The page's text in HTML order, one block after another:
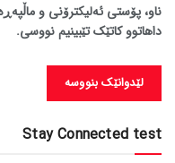
ناو، پۆستی ئەلیکترۆنی و
داهاتوو کاتێک تێبینیم نووسی.
Stay Connected test